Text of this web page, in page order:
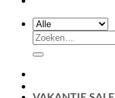
Zoeken
naar: